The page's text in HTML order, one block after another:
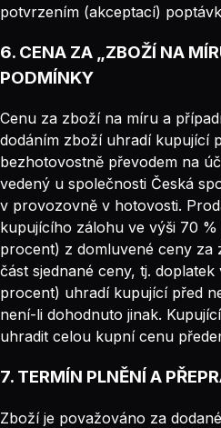
potvrzením (akceptací)
6. CENA ZA „ZBOŽÍ NA
PODMÍNKY
Cenu za zboží na míru a
dodáním zboží uhradí kupující
bezhotovostně převodem na
vedený u společnosti Česká
v provozovně v hotovosti.
kupujícího zálohu ve výši 70 %
procent) z domluvené ceny za
část sjednané ceny, tj.
procent) uhradí kupující před
není-li dohodnuto jinak.
uhradit celou kupní cenu
7. TERMÍN PLNĚNÍ A
Zboží je považováno za